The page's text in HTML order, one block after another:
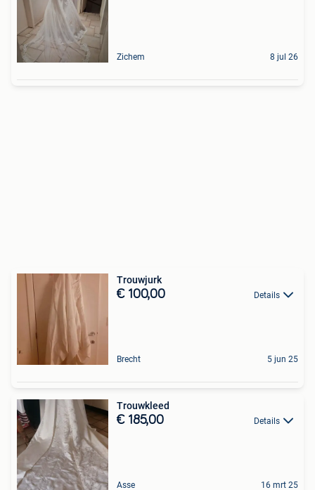
Zichem 8 jul 26
Trouwjurk
€ 100,00 Details
Brecht 5 jun 25
Trouwkleed
€ 185,00 Details
Asse 16 mrt 25